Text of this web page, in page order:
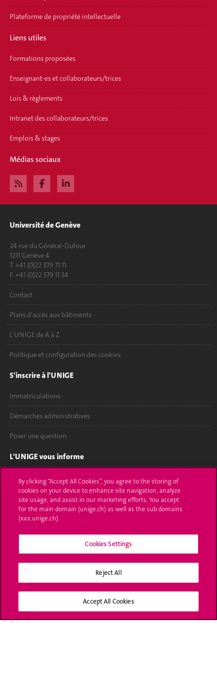
Plateforme de propriété intellectuelle
Liens utiles
Formations proposées
Enseignant-es et collaborateurs/trices
Lois & règlements
Intranet des collaborateurs/trices
Emplois & stages
Médias sociaux
Université de Genève
24 rue du Général-Dufour
1211 Genève 4
T. +41 (0)22 379 71 11
F. +41 (0)22 379 11 34
Contact
Plans d'accès aux bâtiments
L'UNIGE de A à Z
Politique et configuration des cookies
S'inscrire à l'UNIGE
Immatriculations
Démarches administratives
Poser une question
L'UNIGE vous informe
UNIGE Mobile
Médias
Offres d'emploi
Bibliothèque
By clicking “Accept All Cookies”, you agree to the storing of
cookies on your device to enhance site navigation, analyze
site usage, and assist in our marketing efforts. You accept
for the main domain (unige.ch) as well as the sub domains
(xxx.unige.ch).
Cookies Settings
Reject All
Accept All Cookies